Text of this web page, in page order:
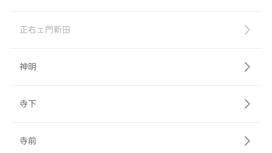
正右ェ門新田
神明
寺下
寺前